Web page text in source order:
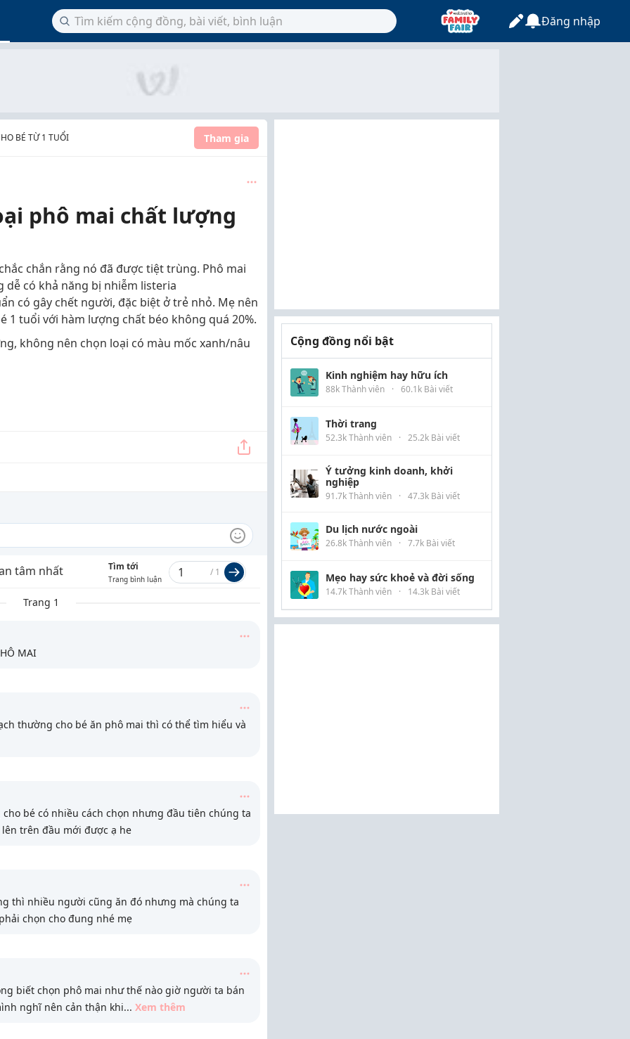
Đăng nhập
BÉ TỪ 1 TUỔI Tham gia
phô mai chất lượng
chắn rằng nó đã được tiệt trùng. Phô mai
có khả năng bị nhiễm listeria
có gây chết người, đặc biệt ở trẻ nhỏ. Mẹ nên
1 tuổi với hàm lượng chất béo không quá 20%.
không nên chọn loại có màu mốc xanh/nâu
tâm nhất Tìm tới
Trang bình luận
/ 1
Trang 1
MAI
thường cho bé ăn phô mai thì có thể tìm hiểu và
bé có nhiều cách chọn nhưng đầu tiên chúng ta
trên đầu mới được ạ he
thì nhiều người cũng ăn đó nhưng mà chúng ta
chọn cho đung nhé mẹ
biết chọn phô mai như thế nào giờ người ta bán
nghĩ nên cản thận khi... Xem thêm
Cộng đồng nổi bật
Kinh nghiệm hay hữu ích
88k Thành viên · 60.1k Bài viết
Thời trang
52.3k Thành viên · 25.2k Bài viết
Ý tưởng kinh doanh, khởi
nghiệp
91.7k Thành viên · 47.3k Bài viết
Du lịch nước ngoài
26.8k Thành viên · 7.7k Bài viết
Mẹo hay sức khoẻ và đời sống
14.7k Thành viên · 14.3k Bài viết